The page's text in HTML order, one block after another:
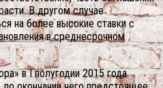
В другом случае
на более высокие ставки с
в среднесрочном
в I полугодии 2015 года